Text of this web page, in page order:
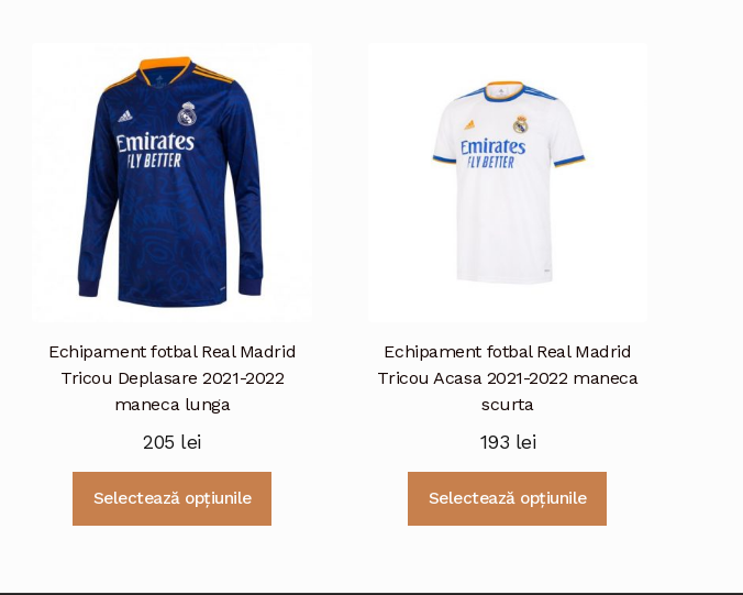
Echipament fotbal Real Madrid
Tricou Deplasare 2021-2022
maneca lunga
205 lei
Selectează opțiunile
multe
Echipament fotbal Real Madrid
Tricou Acasa 2021-2022 maneca
scurta
193 lei
Selectează opțiunile
multe